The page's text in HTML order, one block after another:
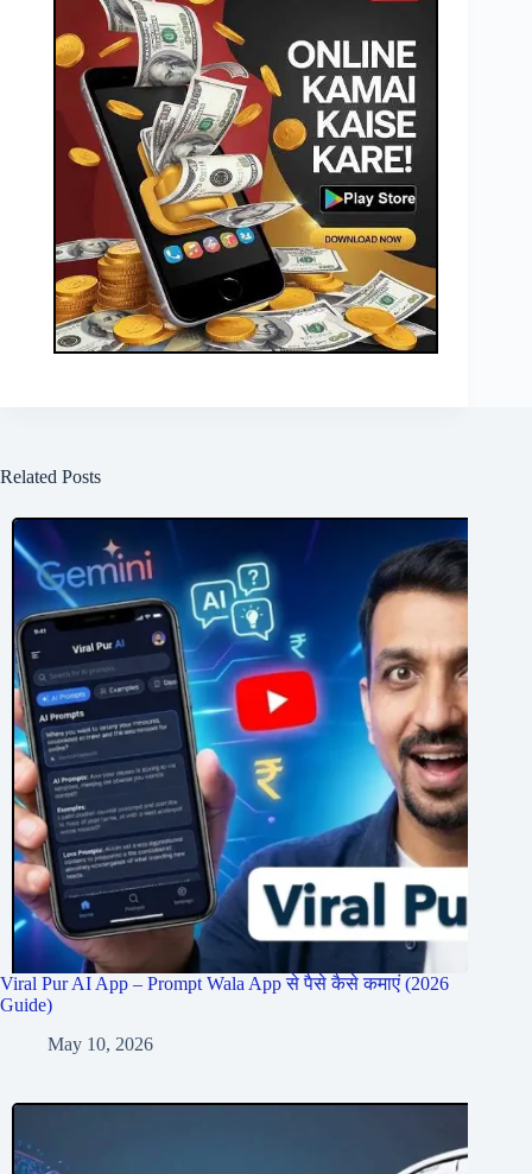
Related Posts
Viral Pur AI App – Prompt Wala App से पैसे कैसे कमाएं (2026
Guide)
May 10, 2026